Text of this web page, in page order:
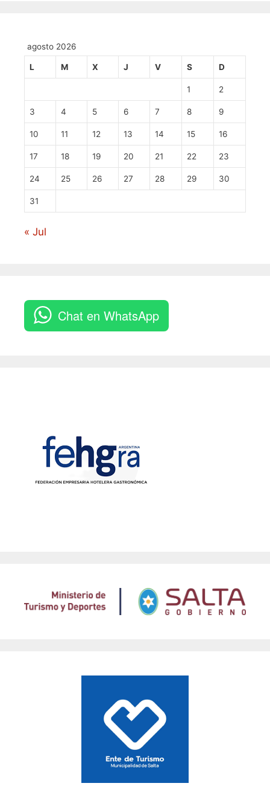
agosto 2026
L M X J V S D
1 2
3 4 5 6 7 8 9
10 11 12 13 14 15 16
17 18 19 20 21 22 23
24 25 26 27 28 29 30
31
« Jul
Chat en WhatsApp